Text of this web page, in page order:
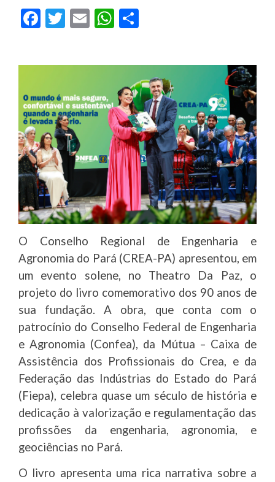
Facebook
Twitter
EmailWhatsApp
O Conselho Regional de Engenharia e
Agronomia do Pará (CREA-PA) apresentou, em
um evento solene, no Theatro Da Paz, o
projeto do livro comemorativo dos 90 anos de
sua fundação. A obra, que conta com o
patrocínio do Conselho Federal de Engenharia
e Agronomia (Confea), da Mútua – Caixa de
Assistência dos Profissionais do Crea, e da
Federação das Indústrias do Estado do Pará
(Fiepa), celebra quase um século de história e
dedicação à valorização e regulamentação das
profissões da engenharia, agronomia, e
geociências no Pará.
O livro apresenta uma rica narrativa sobre a